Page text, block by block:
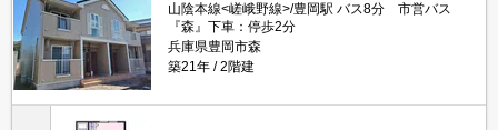
山陰本線<嵯峨野線>/豊岡駅 バス8分 市営バス
『森』下車：停歩2分
兵庫県豊岡市森
築21年
2階建